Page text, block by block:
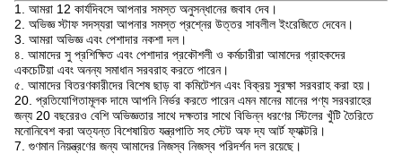
1. আমরা 12 কার্যদিবসে আপনার সমস্ত অনুসন্ধানের জবাব দেব।
2. অভিজ্ঞ স্টাফ সদস্যরা আপনার সমস্ত প্রশ্নের উত্তর সাবলীল ইংরেজিতে দেবেন।
3. আমরা অভিজ্ঞ এবং পেশাদার নকশা দল।
৪. আমাদের সু প্রশিক্ষিত এবং পেশাদার প্রকৌশলী ও কর্মচারীরা আমাদের গ্রাহকদের
একচেটিয়া এবং অনন্য সমাধান সরবরাহ করতে পারেন।
৫. আমাদের বিতরণকারীদের বিশেষ ছাড় বা কমিটেশন এবং বিক্রয় সুরক্ষা সরবরাহ করা হয়।
20. প্রতিযোগিতামূলক দামে আপনি নির্ভর করতে পারেন এমন মানের মানের পণ্য সরবরাহের
জন্য 20 বছরেরও বেশি অভিজ্ঞতার সাথে দক্ষতার সাথে বিভিন্ন ধরণের স্টিলের খুঁটি তৈরিতে
মনোনিবেশ করা অত্যন্ত বিশেষায়িত যন্ত্রপাতি সহ স্টেট অফ দ্য আর্ট ফ্যাক্টরি।
7. গুণমান নিয়ন্ত্রণের জন্য আমাদের নিজস্ব নিজস্ব পরিদর্শন দল রয়েছে।